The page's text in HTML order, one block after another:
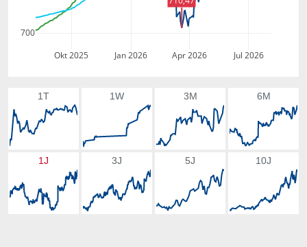
Okt 2025 Jan 2026 Apr 2026 Jul 2026
700
1T 1W 3M 6M
1J 3J 5J 10J